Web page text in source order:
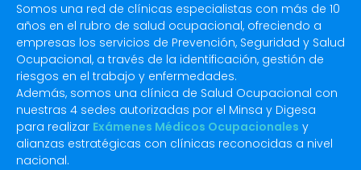
Somos una red de clínicas especialistas con más de 10
años en el rubro de salud ocupacional, ofreciendo a
empresas los servicios de Prevención, Seguridad y Salud
Ocupacional, a través de la identificación, gestión de
riesgos en el trabajo y enfermedades.
Además, somos una clínica de Salud Ocupacional con
nuestras 4 sedes autorizadas por el Minsa y Digesa
para realizar Exámenes Médicos Ocupacionales y
alianzas estratégicas con clínicas reconocidas a nivel
nacional.